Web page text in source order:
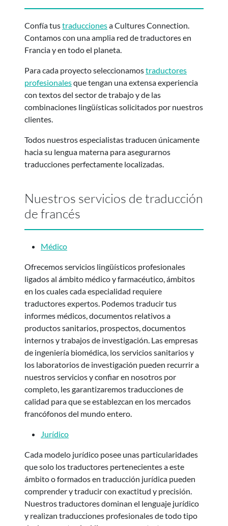
Confía tustraduccionesa Cultures Connection.
Contamos con una amplia red de traductores en
Francia y en todo el planeta.
Para cada proyecto seleccionamostraductores
profesionalesque tengan una extensa experiencia
con textos del sector de trabajo y de las
combinaciones lingüísticas solicitados por nuestros
clientes.
Todos nuestros especialistas traducen únicamente
hacia su lengua materna para asegurarnos
traducciones perfectamente localizadas.
Nuestros servicios de traducción
de francés
Médico
Ofrecemos servicios lingüísticos profesionales
ligados al ámbito médico y farmacéutico, ámbitos
en los cuales cada especialidad requiere
traductores expertos. Podemos traducir tus
informes médicos, documentos relativos a
productos sanitarios, prospectos, documentos
internos y trabajos de investigación. Las empresas
de ingeniería biomédica, los servicios sanitarios y
los laboratorios de investigación pueden recurrir a
nuestros servicios y confiar en nosotros por
completo, les garantizaremos traducciones de
calidad para que se establezcan en los mercados
francófonos del mundo entero.
Jurídico
Cada modelo jurídico posee unas particularidades
que solo los traductores pertenecientes a este
ámbito o formados en traducción jurídica pueden
comprender y traducir con exactitud y precisión.
Nuestros traductores dominan el lenguaje jurídico
y realizan traducciones profesionales de todo tipo